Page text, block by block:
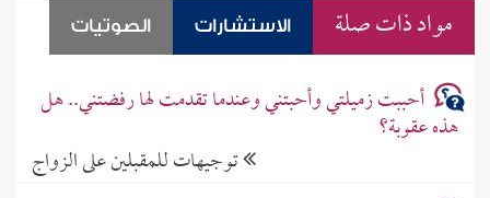
مواد ذات صلة الاستشارات الصوتيات
أحببت زميلتي وأحبتني وعندما تقدمت لها رفضتني.. هل
هذه عقوبة؟
توجيهات للمقبلين على الزواج